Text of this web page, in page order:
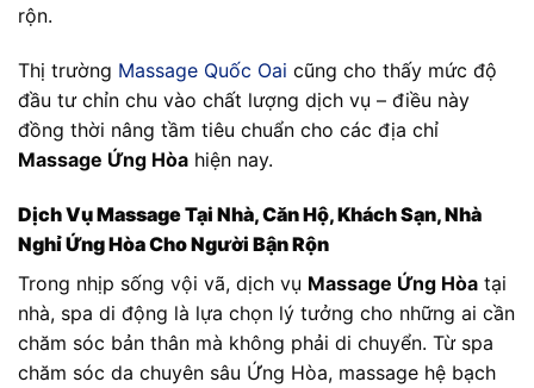
rộn.
Thị trường Massage Quốc Oai cũng cho thấy mức độ
đầu tư chỉn chu vào chất lượng dịch vụ – điều này
đồng thời nâng tầm tiêu chuẩn cho các địa chỉ
Massage Ứng Hòa hiện nay.
Dịch Vụ Massage Tại Nhà, Căn Hộ, Khách Sạn, Nhà
Nghỉ Ứng Hòa Cho Người Bận Rộn
Trong nhịp sống vội vã, dịch vụ Massage Ứng Hòa tại
nhà, spa di động là lựa chọn lý tưởng cho những ai cần
chăm sóc bản thân mà không phải di chuyển. Từ spa
chăm sóc da chuyên sâu Ứng Hòa, massage hệ bạch